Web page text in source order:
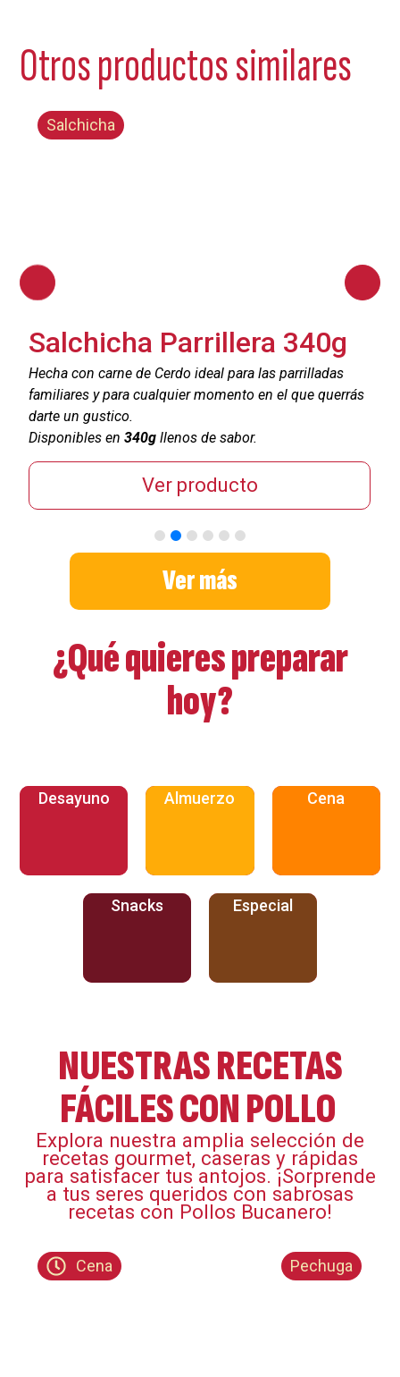
Otros productos similares
Salchicha
Salchicha Parrillera 340g
Hecha con carne de Cerdo ideal para las parrilladas
familiares y para cualquier momento en el que querrás
darte un gustico.
Disponibles en340g llenos de sabor.
Ver producto
Ver más
¿Qué quieres preparar
hoy?
Desayuno Almuerzo Cena
Snacks Especial
NUESTRAS RECETAS
FÁCILES CON POLLO ​
Explora nuestra amplia selección de
recetas gourmet, caseras y rápidas
para satisfacer tus antojos. ¡Sorprende
a tus seres queridos con sabrosas
recetas con Pollos Bucanero!​
Cena Pechuga